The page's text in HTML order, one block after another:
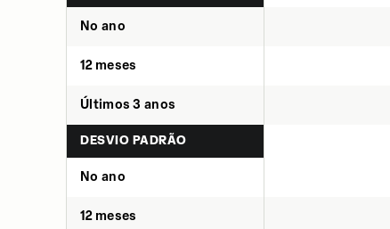
No ano
12 meses
Últimos 3 anos
DESVIO PADRÃO
No ano
12 meses